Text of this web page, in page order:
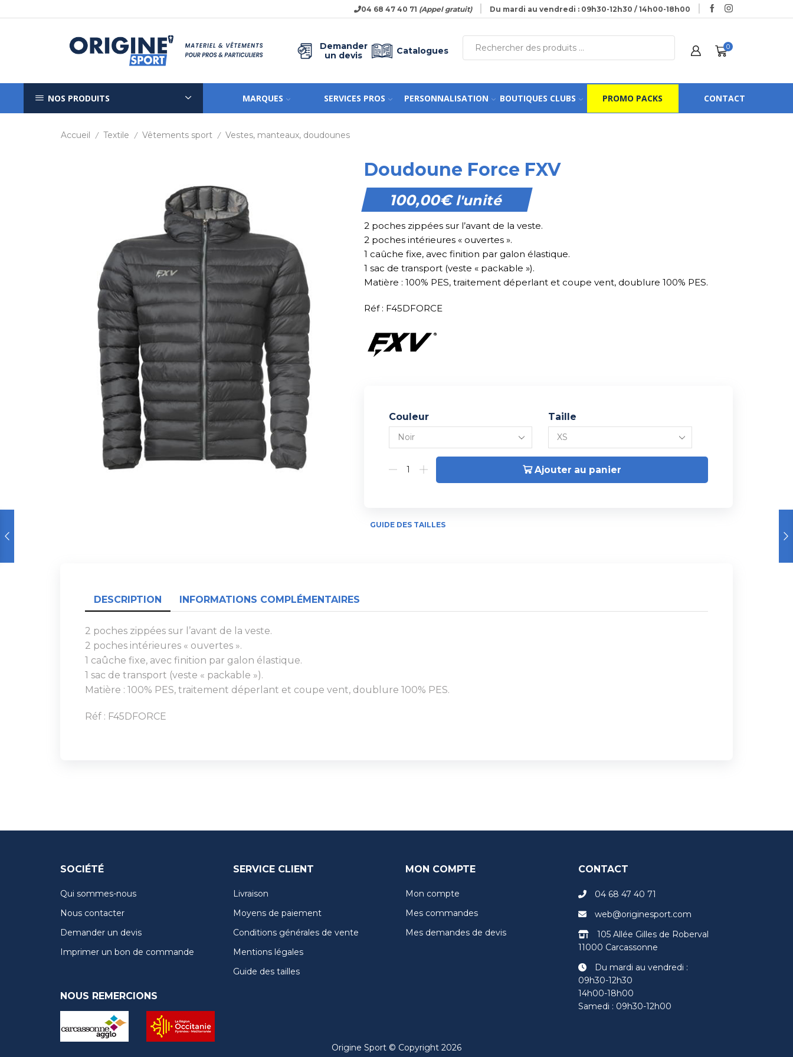
04 68 47 40 71 (Appel gratuit) Du mardi au vendredi : 09h30-12h30 / 14h00-18h00
Demander
un devis
Catalogues 0
NOS PRODUITS MARQUES SERVICES PROS PERSONNALISATION BOUTIQUES CLUBS PROMO PACKS CONTACT
Accueil / Textile / Vêtements sport / Vestes, manteaux, doudounes
Doudoune Force FXV
100,00€l'unité
2 poches zippées sur l’avant de la veste.
2 poches intérieures « ouvertes ».
1 caûche fixe, avec finition par galon élastique.
1 sac de transport (veste « packable »).
Matière : 100% PES, traitement déperlant et coupe vent, doublure 100% PES.
Réf : F45DFORCE
Couleur Taille
Ajouter au panier
GUIDE DES TAILLES
DESCRIPTION INFORMATIONS COMPLÉMENTAIRES
2 poches zippées sur l’avant de la veste.
2 poches intérieures « ouvertes ».
1 caûche fixe, avec finition par galon élastique.
1 sac de transport (veste « packable »).
Matière : 100% PES, traitement déperlant et coupe vent, doublure 100% PES.
Réf : F45DFORCE
SOCIÉTÉ
Qui sommes-nous
Nous contacter
Demander un devis
Imprimer un bon de commande
NOUS REMERCIONS
SERVICE CLIENT
Livraison
Moyens de paiement
Conditions générales de vente
Mentions légales
Guide des tailles
MON COMPTE
Mon compte
Mes commandes
Mes demandes de devis
CONTACT
04 68 47 40 71
web@originesport.com
105 Allée Gilles de Roberval
11000 Carcassonne
Du mardi au vendredi :
09h30-12h30
14h00-18h00
Samedi : 09h30-12h00
Origine Sport © Copyright 2026